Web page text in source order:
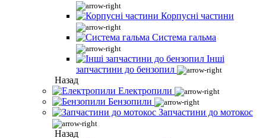
Корпусні частини
Система гальма
Інші
запчастини до бензопил
Назад
Електропили
Бензопили
Запчастини до мотокос
Назад